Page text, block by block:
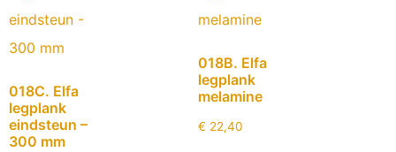
018C. Elfa
legplank
eindsteun –
300 mm
018B. Elfa
legplank
melamine
€ 22,40